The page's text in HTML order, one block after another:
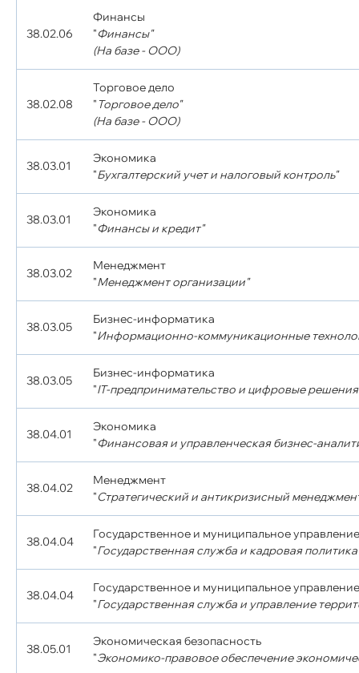
38.02.06
Финансы
"Финансы"
(На базе - ООО)
38.02.08
Торговое дело
"Торговое дело"
(На базе - ООО)
38.03.01
Экономика
"Бухгалтерский учет и налоговый контроль"
38.03.01
Экономика
"Финансы и кредит"
38.03.02
Менеджмент
"Менеджмент организации"
38.03.05
Бизнес-информатика
"Информационно-коммуникационные
38.03.05
Бизнес-информатика
"IT-предпринимательство и цифровые решения
38.04.01
Экономика
"Финансовая и управленческая бизнес-
38.04.02
Менеджмент
"Стратегический и антикризисный
38.04.04
Государственное и муниципальное управление
"Государственная служба и кадровая
38.04.04
Государственное и муниципальное управление
"Государственная служба и управление
38.05.01
Экономическая безопасность
"Экономико-правовое обеспечение